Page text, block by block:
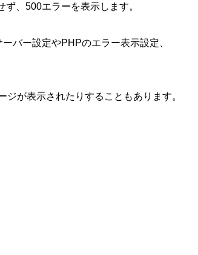
、500エラーを表示します。
バー設定やPHPのエラー表示設定、
が表示されたりすることもあります。